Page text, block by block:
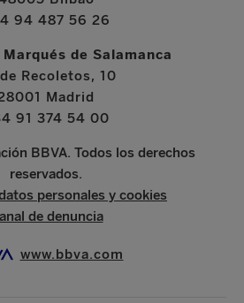
94 487 56 26
de Salamanca
de Recoletos, 10
Madrid
91 374 54 00
BBVA. Todos los derechos
reservados.
personales y cookies
de denuncia
www.bbva.com